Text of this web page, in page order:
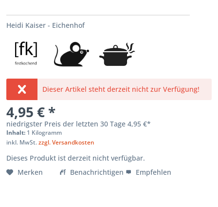
Heidi Kaiser - Eichenhof
Dieser Artikel steht derzeit nicht zur Verfügung!
4,95 € *
niedrigster Preis der letzten 30 Tage4,95 €*
Inhalt: 1 Kilogramm
inkl. MwSt.zzgl. Versandkosten
Dieses Produkt ist derzeit nicht verfügbar.
Merken
Benachrichtigen Empfehlen